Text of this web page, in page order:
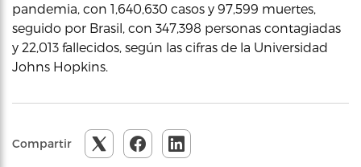
pandemia, con 1,640,630 casos y 97,599 muertes,
seguido por Brasil, con 347,398 personas contagiadas
y 22,013 fallecidos, según las cifras de la Universidad
Johns Hopkins.
Compartir